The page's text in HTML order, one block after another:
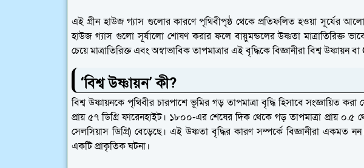
এই গ্রীন হাউজ গ্যাস গুলোর কারণে পৃথিবীপৃষ্ঠ থেকে প্রতিফলিত হওয়া সূর্যের
হাউজ গ্যাস গুলো সূর্যালো শোষণ করার ফলে বায়ুমন্ডলের উষ্ণতা মাত্রাতিরিক্ত ভাবে
চেয়ে মাত্রাতিরিক্ত এবং অস্বাভাবিক তাপমাত্রার এই বৃদ্ধিকে বিজ্ঞানীরা বিশ্ব
‘বিশ্ব উষ্ণায়ন’ কী?
বিশ্ব উষ্ণায়নকে পৃথিবীর চারপাশে ভূমির গড় তাপমাত্রা বৃদ্ধি হিসাবে সংজ্ঞায়িত
প্রায় ৫৭ ডিগ্রি ফারেনহাইট। ১৮০০-এর শেষের দিক থেকে গড় তাপমাত্রা প্রায় ০.৫
সেলসিয়াস ডিগ্রি) বেড়েছে। এই উষ্ণতা বৃদ্ধির কারণ সম্পর্কে বিজ্ঞানীরা একমত
একটি প্রাকৃতিক ঘটনা।